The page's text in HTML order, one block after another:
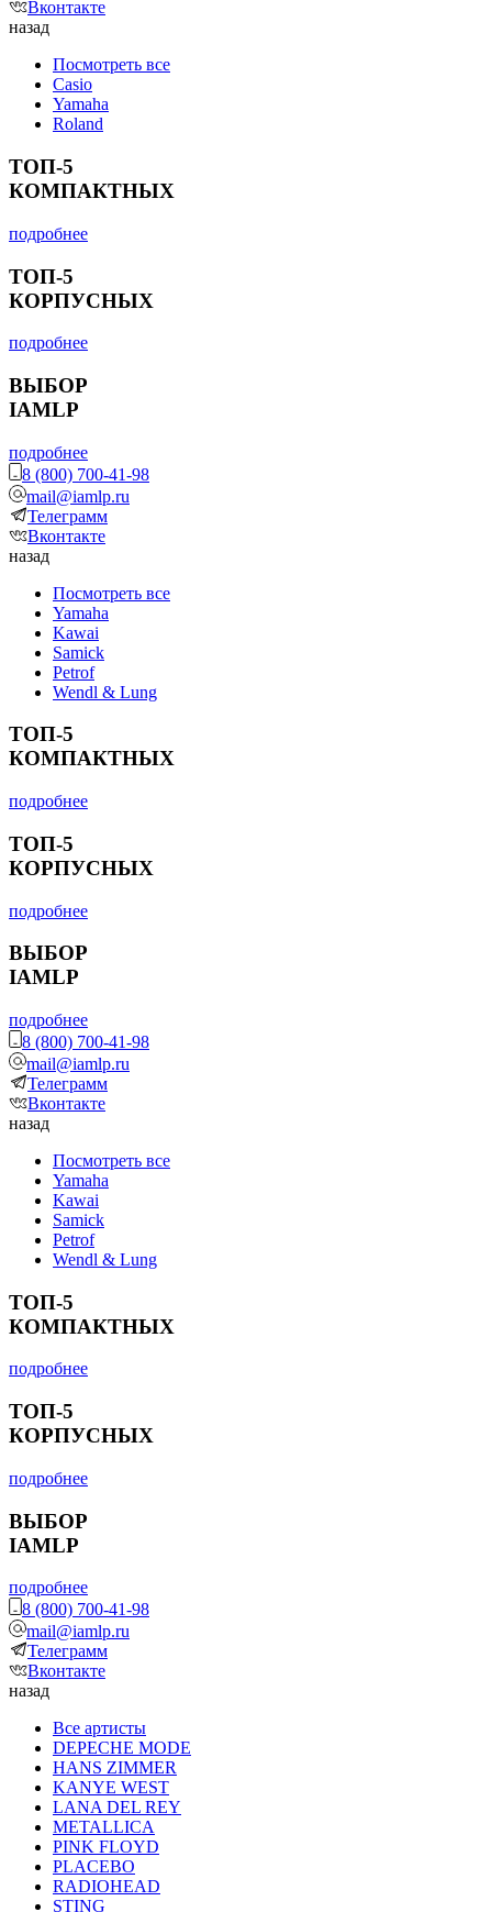
Вконтакте
назад
Посмотреть все
Casio
Yamaha
Roland
ТОП-5
КОМПАКТНЫХ
подробнее
ТОП-5
КОРПУСНЫХ
подробнее
ВЫБОР
IAMLP
подробнее
8 (800) 700-41-98
mail@iamlp.ru
Телеграмм
Вконтакте
назад
Посмотреть все
Yamaha
Kawai
Samick
Petrof
Wendl & Lung
ТОП-5
КОМПАКТНЫХ
подробнее
ТОП-5
КОРПУСНЫХ
подробнее
ВЫБОР
IAMLP
подробнее
8 (800) 700-41-98
mail@iamlp.ru
Телеграмм
Вконтакте
назад
Посмотреть все
Yamaha
Kawai
Samick
Petrof
Wendl & Lung
ТОП-5
КОМПАКТНЫХ
подробнее
ТОП-5
КОРПУСНЫХ
подробнее
ВЫБОР
IAMLP
подробнее
8 (800) 700-41-98
mail@iamlp.ru
Телеграмм
Вконтакте
назад
Все артисты
DEPECHE MODE
HANS ZIMMER
KANYE WEST
LANA DEL REY
METALLICA
PINK FLOYD
PLACEBO
RADIOHEAD
STING